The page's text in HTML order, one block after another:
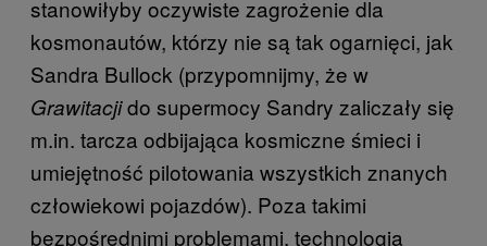
stanowiłyby oczywiste zagrożenie dla
kosmonautów, którzy nie są tak ogarnięci, jak
Sandra Bullock (przypomnijmy, że w
Grawitacjido supermocy Sandry zaliczały się
m.in. tarcza odbijająca kosmiczne śmieci i
umiejętność pilotowania wszystkich znanych
człowiekowi pojazdów). Poza takimi
bezpośrednimi problemami, technologia